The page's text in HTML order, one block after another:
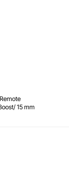
15 mm